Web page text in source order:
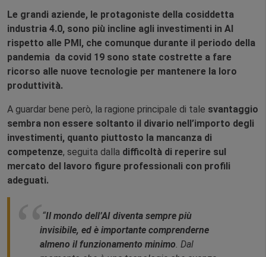
Le grandi aziende, le protagoniste della cosiddetta
industria 4.0, sono più incline agli investimenti in AI
rispetto alle PMI, che comunque durante il periodo della
pandemia da covid 19 sono state costrette a fare
ricorso alle nuove tecnologie per mantenere la loro
produttività.
A guardar bene però, la ragione principale di tale svantaggio
sembra non essere soltanto il divario nell’importo degli
investimenti, quanto piuttosto la mancanza di
competenze, seguita dalla difficoltà di reperire sul
mercato del lavoro figure professionali con profili
adeguati.
“Il mondo dell’AI diventa sempre più
invisibile, ed è importante comprenderne
almeno il funzionamento minimo. Dal